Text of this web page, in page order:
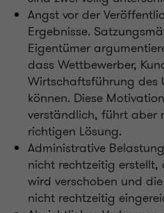
Angst vor der
Ergebnisse.
Eigentümer
dass Wettbewerber,
Wirtschaftsführung des
können. Diese
verständlich, führt aber
richtigen Lösung.
Administrative
nicht rechtzeitig
wird verschoben und
nicht rechtzeitig